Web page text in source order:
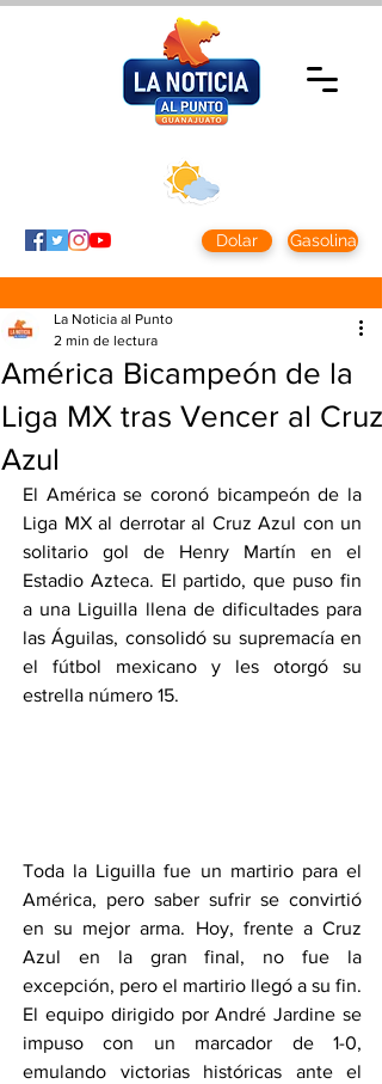
Dolar Gasolina
América Bicampeón de la
Liga MX tras Vencer al Cruz
Azul
La Noticia al Punto
2 min de lectura
El América se coronó bicampeón de la
Liga MX al derrotar al Cruz Azul con un
solitario gol de Henry Martín en el
Estadio Azteca. El partido, que puso fin
a una Liguilla llena de dificultades para
las Águilas, consolidó su supremacía en
el fútbol mexicano y les otorgó su
estrella número 15.
Toda la Liguilla fue un martirio para el
América, pero saber sufrir se convirtió
en su mejor arma. Hoy, frente a Cruz
Azul en la gran final, no fue la
excepción, pero el martirio llegó a su fin.
El equipo dirigido por André Jardine se
impuso con un marcador de 1-0,
emulando victorias históricas ante el